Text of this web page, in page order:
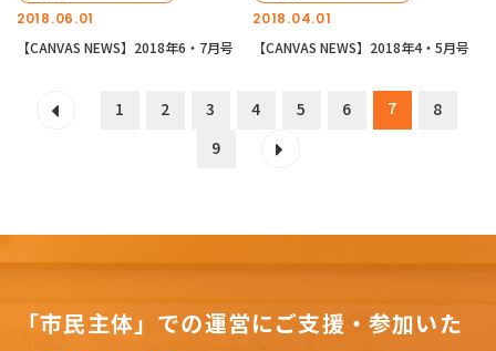
2018.06.01
【CANVAS NEWS】2018年6・7月号
2018.04.01
【CANVAS NEWS】2018年4・5月号
1 2 3 4 5 6 7
8
9
「市民主体」での運営にご支援・参加いた